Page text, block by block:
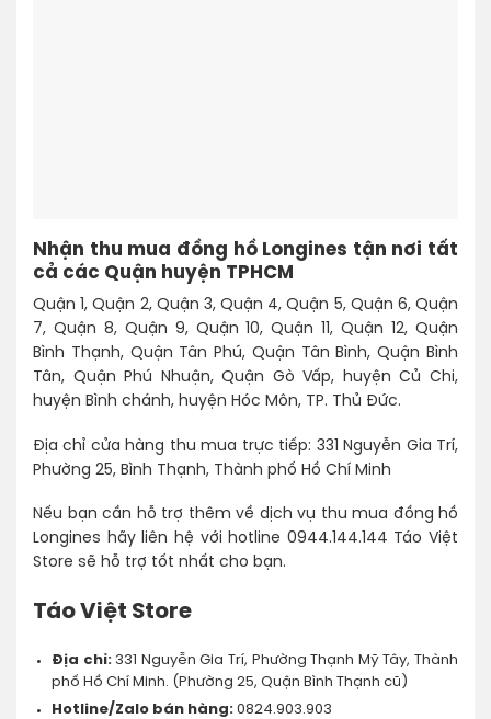
Nhận thu mua đồng hồ Longines tận nơi tất
cả các Quận huyện TPHCM
Quận 1, Quận 2, Quận 3, Quận 4, Quận 5, Quận 6, Quận
7, Quận 8, Quận 9, Quận 10, Quận 11, Quận 12, Quận
Bình Thạnh, Quận Tân Phú, Quận Tân Bình, Quận Bình
Tân, Quận Phú Nhuận, Quận Gò Vấp, huyện Củ Chi,
huyện Bình chánh, huyện Hóc Môn, TP. Thủ Đức.
Địa chỉ cửa hàng thu mua trực tiếp: 331 Nguyễn Gia Trí,
Phường 25, Bình Thạnh, Thành phố Hồ Chí Minh
Nếu bạn cần hỗ trợ thêm về dịch vụ thu mua đồng hồ
Longines hãy liên hệ với hotline 0944.144.144 Táo Việt
Store sẽ hỗ trợ tốt nhất cho bạn.
Táo Việt Store
Địa chỉ:331 Nguyễn Gia Trí, Phường Thạnh Mỹ Tây, Thành
phố Hồ Chí Minh. (Phường 25, Quận Bình Thạnh cũ)
Hotline/Zalo bán hàng:0824.903.903